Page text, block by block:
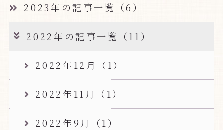
2023年の記事一覧（6）
2022年の記事一覧（11）
2022年12月（1）
2022年11月（1）
2022年9月（1）